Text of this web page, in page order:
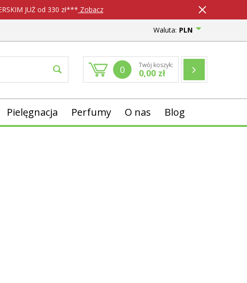
JUŻ od 330 zł*** Zobacz
Waluta: PLN
0 Twój koszyk:
0,00 zł
Pielęgnacja Perfumy O nas Blog